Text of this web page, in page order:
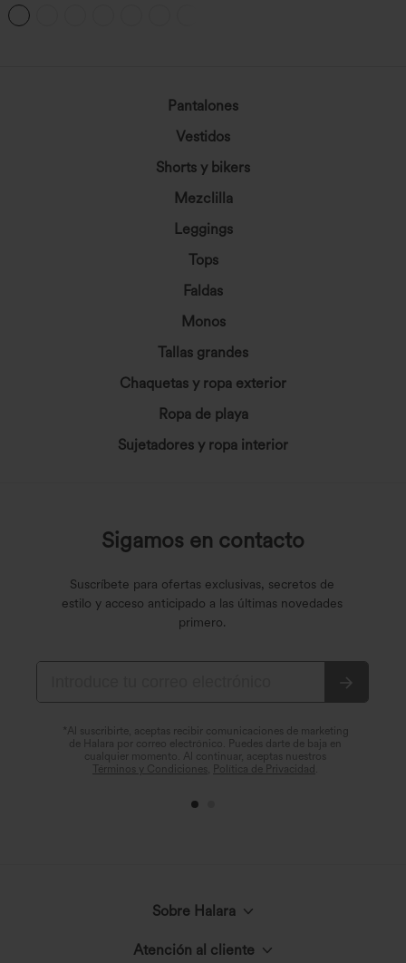
yoga bolsillo lateral cruzado tiro alto 7"-
UPF50+
Pantalones
Vestidos
Shorts y bikers
Mezclilla
Leggings
Tops
Faldas
Monos
Tallas grandes
Chaquetas y ropa exterior
Ropa de playa
Sujetadores y ropa interior
Sigamos en contacto
Suscríbete para ofertas exclusivas, secretos de
estilo y acceso anticipado a las últimas novedades
primero.
*Al suscribirte, aceptas recibir comunicaciones de marketing
de Halara por correo electrónico. Puedes darte de baja en
cualquier momento. Al continuar, aceptas nuestros
Términos y Condiciones
Política de Privacidad
Sobre Halara
Atención al cliente